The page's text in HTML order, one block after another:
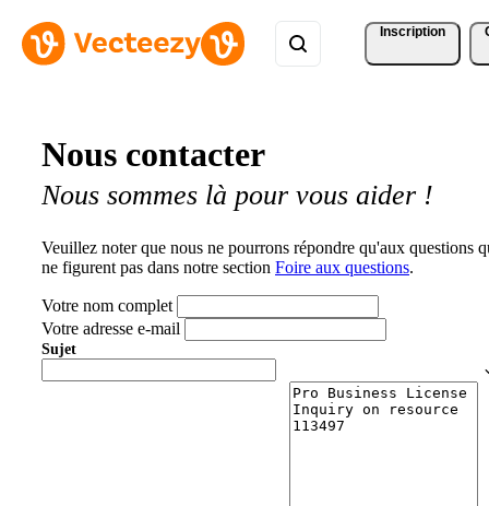
Inscription
Nous contacter
Nous sommes là pour vous aider !
Veuillez noter que nous ne pourrons répondre qu'aux questions
ne figurent pas dans notre section Foire aux questions.
Votre nom complet
Votre adresse e-mail
Sujet